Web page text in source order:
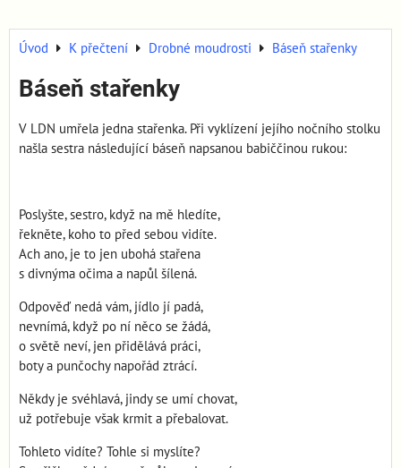
Úvod K přečtení Drobné moudrosti Báseň stařenky
Báseň stařenky
V LDN umřela jedna stařenka. Při vyklízení jejího nočního stolku
našla sestra následující báseň napsanou babiččinou rukou:
Poslyšte, sestro, když na mě hledíte,
řekněte, koho to před sebou vidíte.
Ach ano, je to jen ubohá stařena
s divnýma očima a napůl šílená.
Odpověď nedá vám, jídlo jí padá,
nevnímá, když po ní něco se žádá,
o světě neví, jen přidělává práci,
boty a punčochy napořád ztrácí.
Někdy je svéhlavá, jindy se umí chovat,
už potřebuje však krmit a přebalovat.
Tohleto vidíte? Tohle si myslíte?